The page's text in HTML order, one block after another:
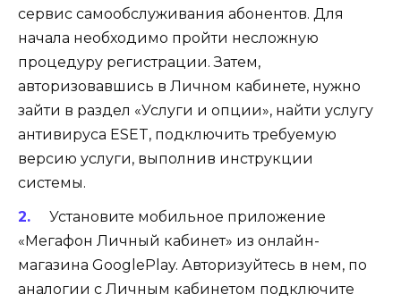
сервис самообслуживания абонентов. Для
начала необходимо пройти несложную
процедуру регистрации. Затем,
авторизовавшись в Личном кабинете, нужно
зайти в раздел «Услуги и опции», найти услугу
антивируса ESET, подключить требуемую
версию услуги, выполнив инструкции
системы.
Установите мобильное приложение
«Мегафон Личный кабинет» из онлайн-
магазина Google Play. Авторизуйтесь в нем, по
аналогии с Личным кабинетом подключите